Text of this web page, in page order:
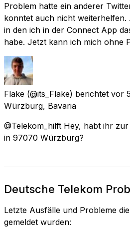
Problem hatte ein anderer
konntet auch nicht
in den ich in der Connect App
habe. Jetzt kann ich mich ohne
Flake (@its_Flake) berichtet vor
Würzburg, Bavaria
@Telekom_hilft Hey, habt ihr
in 97070 Würzburg?
Deutsche Telekom
Letzte Ausfälle und Probleme
gemeldet wurden: